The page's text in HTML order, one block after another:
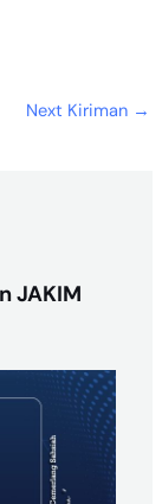
Next Kiriman →
JAKIM